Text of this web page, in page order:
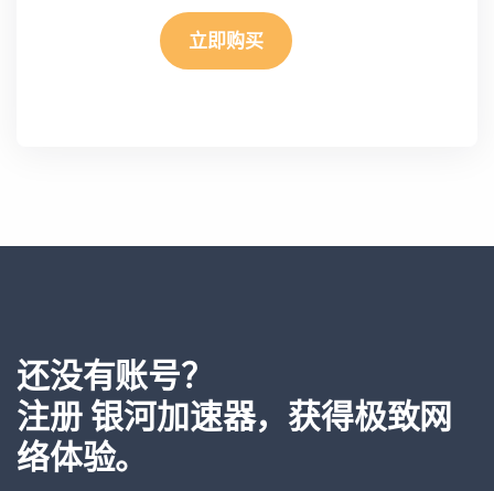
立即购买
还没有账号？
注册 银河加速器，获得极致网
络体验。